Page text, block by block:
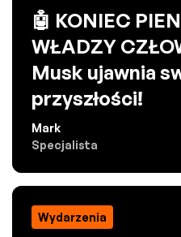
🤖 KONIEC
WŁADZY
Musk ujawnia
przyszłości!
Mark
Specjalista
Wydarzenia